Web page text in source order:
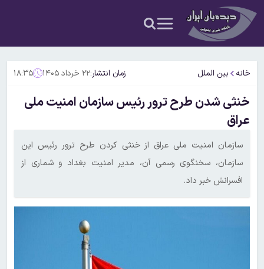
خانه بین الملل زمان انتشار:۲۲ خرداد ۱۴۰۵ ۱۸:۳۵
خنثی شدن طرح ترور رئیس سازمان امنیت ملی
عراق
سازمان امنیت ملی عراق از خنثی کردن طرح ترور رئیس این
سازمان، سخنگوی رسمی آن، مدیر امنیت بغداد و شماری از
افسرانش خبر داد.